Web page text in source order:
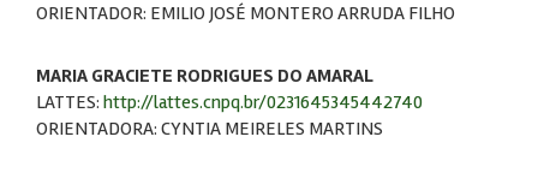
ORIENTADOR: EMILIO JOSÉ MONTERO ARRUDA FILHO
MARIA GRACIETE RODRIGUES DO AMARAL
LATTES: http://lattes.cnpq.br/0231645345442740
ORIENTADORA: CYNTIA MEIRELES MARTINS